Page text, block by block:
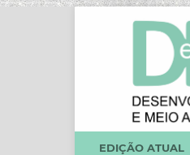
EDIÇÃO ATUAL